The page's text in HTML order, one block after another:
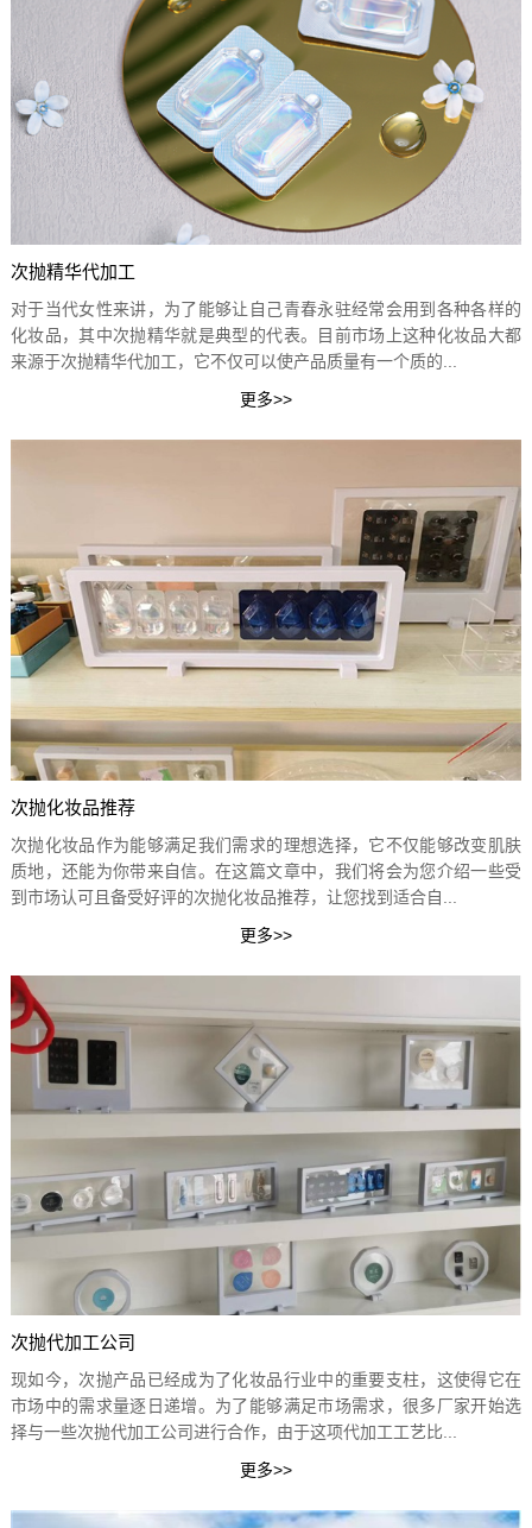
次抛精华代加工
对于当代女性来讲，为了能够让自己青春永驻经常会用到各种各样的
化妆品，其中次抛精华就是典型的代表。目前市场上这种化妆品大都
来源于次抛精华代加工，它不仅可以使产品质量有一个质的...
次抛化妆品推荐
次抛化妆品作为能够满足我们需求的理想选择，它不仅能够改变肌肤
质地，还能为你带来自信。在这篇文章中，我们将会为您介绍一些受
到市场认可且备受好评的次抛化妆品推荐，让您找到适合自...
次抛代加工公司
现如今，次抛产品已经成为了化妆品行业中的重要支柱，这使得它在
市场中的需求量逐日递增。为了能够满足市场需求，很多厂家开始选
择与一些次抛代加工公司进行合作，由于这项代加工工艺比...